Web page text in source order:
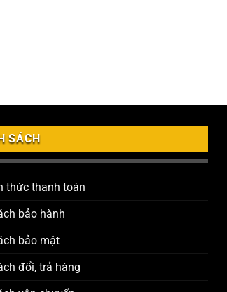
SÁCH
thức thanh toán
bảo hành
bảo mật
đổi, trả hàng